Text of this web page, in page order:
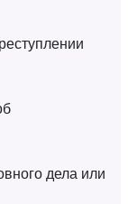
дела или